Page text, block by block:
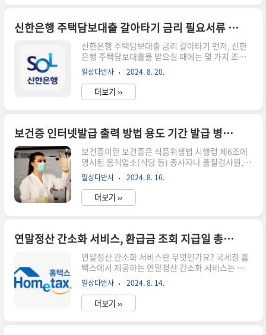
CB(신용) 등급별 차등적용되며, 대출금액, 기간,
금리변동주기, 조합거래 실적 등에 의해 가감적용
됩니다.상호금융 가운데서 LTV영향을 적게 받으며
금리 인하까지 시행하고 있는 상품이 있습니다.1
금융권을 이용하시기 어려운 분들이나 저축은행을
찾고 계신 분들이 이용하기 좋습니다.아파트 주택
담보대출로 최대 80%까지 가능한 ..
신한은행 주택담보대출 갈아타기 금리 필요서류 내용 총정리
신한은행 주택담보대출 금리 갈아타기 먼저, 신한
은행 주택담보대출을 받으실 때에는 몇 가지 조건
과 금리 정보를 확인하셔야 합니다. 주택담보대출
의 경우 주택의 가액, 대출 금액, 대출 기간 등에 따
라 조건이 달라질 수 있습니다. 그리고 신한은행에
서는 각각의 대출상품마다 적용되는 금리가 조금씩
시는 분의 신용도에 따라서도 금리가 영향을 받을
수 있습니다. 기존 대출과 새로운 대출 간의 이자 차
이를 계산해 보시면 이자가 얼마나 절감되는지 파
악하실 수 있습니다. 또한 주택담보대출 금리 갈아
타기 시 우대금리를 적용시켜 주는 곳도 있으니, 주
의 깊게 확인하시길 바랍니다. 그리고 갈아타기를
결정하신다면 먼저, 신한은행의 ..
일상다반사 2024. 8. 20.
더보기 ››
보건증 인터넷발급 출력 방법 용도 기간 발급 병원 총정리 (건강진단결과서)
보건증이란 보건증은 식품위생법 시행령 제6조에
명시된 음식업소(식당 등) 종사자나 품질검사원,
소비자보호관계업무를 수행하는 공무원 등이 신체
적 능력 또는 기술능력에 결함이 없음을 인증하기
위해 발급하는 증명서입니다. 다른 사람들에게 해
악을 끼칠 수 있는 질병이 전혀 없다는 사실을 증빙
급 총 2가지 방법으로 발급이 가능합니다. 보건증
인터넷 발급 출력하는 방법 보건증 인터넷 발급 출
력하는 방법은 다음과 같습니다.e보건소 공공보건
포털에 접속하여 발급 온라인 민원서비스 > 증명
문서 발급 > 건강진단결과서(구 보건증) 클릭 > 동
의서에 동의 후 조회 및 발급이 가능합니다. 정부
24에 접속하여 발급 민원서비스 > ..
일상다반사 2024. 8. 16.
더보기 ››
연말정산 간소화 서비스, 환급금 조회 지급일 총정리 (연말정산 개정세법 보는 법)
연말정산 간소화 서비스란 무엇인가요? 국세청 홈
택스에서 제공하는 연말정산 간소화 서비스는 보다
쉽고 간편하게 연말정산 조회를 할 수 있도록 도와
주는 서비스입니다. 이를 통해 연말정산 시 필요한
서류들을 간편하게 준비할 수 있으며, 근로자가 올
해 납부한 근로소득세를 정산하는 데에 유용하게
일상다반사 2024. 8. 14.
더보기 ››